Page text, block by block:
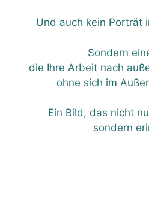
Und auch kein Porträt
Sondern
die Ihre Arbeit nach
ohne sich im
Ein Bild, das nicht
sondern